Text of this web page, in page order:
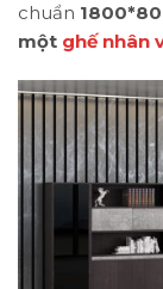
chuẩn
một ghế nhân